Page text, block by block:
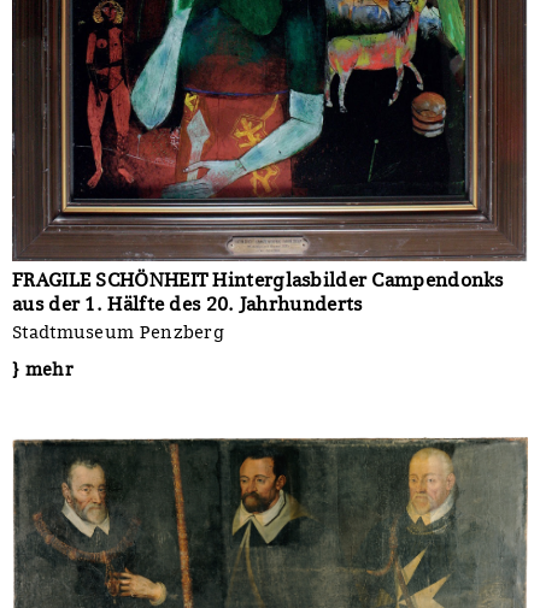
FRAGILE SCHÖNHEIT Hinterglasbilder Campendonks
aus der 1. Hälfte des 20. Jahrhunderts
Stadtmuseum Penzberg
} mehr